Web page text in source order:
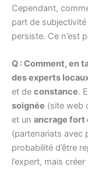
Cependant,
part de subjectivité
persiste. Ce n’est
Q : Comment, en
des experts
et de constance.
soignée (site web
et un ancrage fort
(partenariats avec
probabilité d’être
l’expert, mais